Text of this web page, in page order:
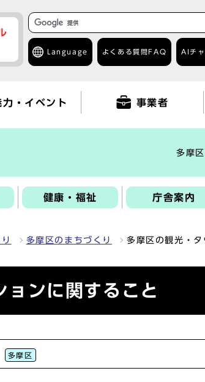
Language よくある質問 FAQ AIチ
力・イベント 事業者
多摩
健康・福祉 庁舎案内
多摩区のまちづくり 多摩区の観光・
ョンに関すること
多摩区